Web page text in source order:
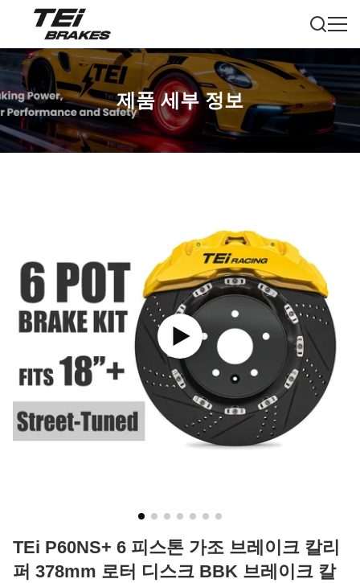
제품 세부 정보
TEi P60NS+ 6 피스톤 가조 브레이크 칼리
퍼 378mm 로터 디스크 BBK 브레이크 칼